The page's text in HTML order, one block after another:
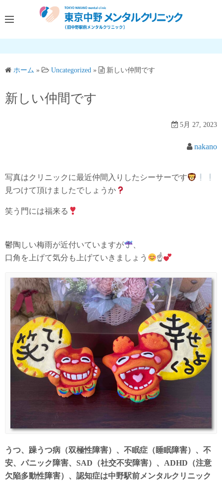
ン
へ
キ
ホーム » Uncategorized » 新しい仲間です
新しい仲間です
5月 27, 2023
nakano
写真はクリニックに最近仲間入りしたシーサーです
見つけて頂けましたでしょうか
笑う門には福来る
鬱陶しい梅雨が近付いていますが
口角を上げて気分も上げていきましょう
☝
うつ、躁うつ病（双極性障害）、不眠症（睡眠障害）、不
安、パニック障害、SAD（社交不安障害）、ADHD（注意
欠陥多動性障害）、認知症は中野駅前メンタルクリニック